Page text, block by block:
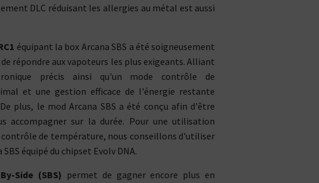
DLC réduisant les allergies au métal est aussi
équipant la box Arcana SBS a été soigneusement
répondre aux vapoteurs les plus exigeants. Alliant
précis ainsi qu'un mode contrôle de
et une gestion efficace de l'énergie restante
plus, le mod Arcana SBS a été conçu afin d'être
accompagner sur la durée. Pour une utilisation
contrôle de température, nous conseillons d'utiliser
équipé du chipset Evolv DNA.
Side (SBS) permet de gagner encore plus en